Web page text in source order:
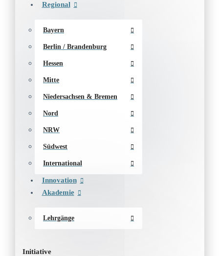
Regional
Bayern
Berlin / Brandenburg
Hessen
Mitte
Niedersachsen & Bremen
Nord
NRW
Südwest
International
Innovation
Akademie
Lehrgänge
Initiative